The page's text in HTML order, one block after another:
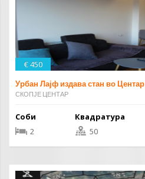
€ 450
Урбан Лајф издава стан во Центар
СКОПЈЕ ЦЕНТАР
Соби
2
Квадратура
50